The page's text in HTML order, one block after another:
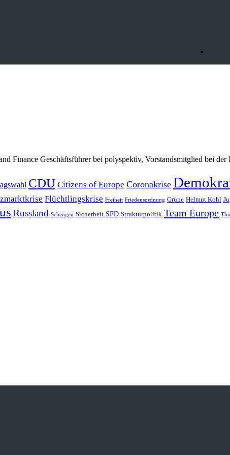
Finance Geschäftsführer bei polyspektiv, Vorstandsmitglied bei
CDU Citizens of Europe Coronakrise
Flüchtlingskrise Freiheit Friedensordnung Grüne Helmut Kohl
Russland Schengen Sicherheit SPD Strukturpolitik Team Europe